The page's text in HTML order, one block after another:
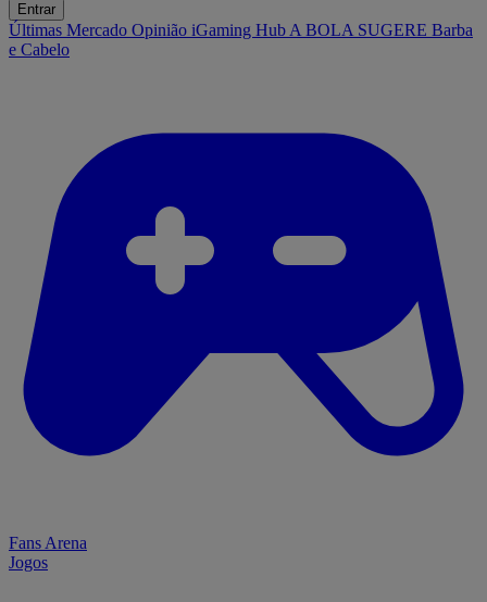
Entrar
Últimas Mercado Opinião iGaming Hub A BOLA SUGERE Barba
e Cabelo
Fans Arena
Jogos